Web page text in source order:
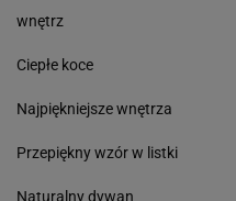
wnętrz
Ciepłe koce
Najpiękniejsze wnętrza
Przepiękny wzór w listki
Naturalny dywan